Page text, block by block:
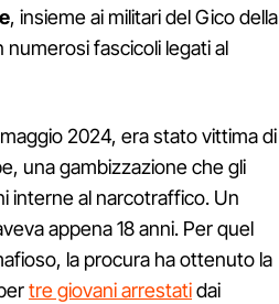
, insieme ai militari del Gico della
numerosi fascicoli legati al
maggio 2024, era stato vittima di
una gambizzazione che gli
interne al narcotraffico. Un
appena 18 anni. Per quel
la procura ha ottenuto la
tre giovani arrestatidai